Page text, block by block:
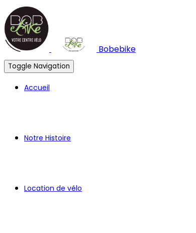
Bobebike
Toggle Navigation
Accueil
Notre Histoire
Location de vélo